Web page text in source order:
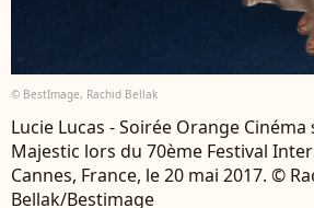
© BestImage, Rachid Bellak
Lucie Lucas - Soirée Orange
Majestic lors du 70ème Festival
Cannes, France, le 20 mai 2017. ©
Bellak/Bestimage